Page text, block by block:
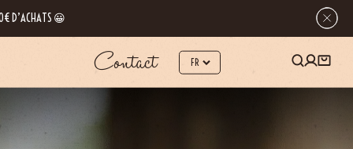
D’ACHATS 😀
Contact